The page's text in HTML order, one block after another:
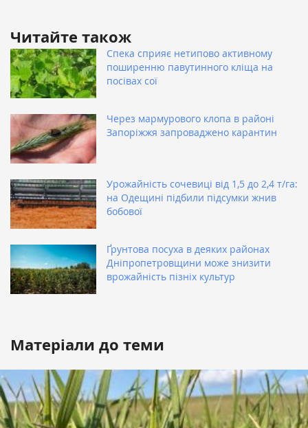
Читайте також
Спека сприяє нетипово активному
поширенню павутинного кліща на
посівах сої
Через мармурового клопа в районі
Запоріжжя запроваджено карантин
Урожайність сочевиці від 1,5 до 2,4 т/га:
на Одещині підбили підсумки жнив
бобової
Ґрунтова посуха в деяких районах
Дніпропетровщини може знизити
врожайність пізніх культур
Матеріали до теми